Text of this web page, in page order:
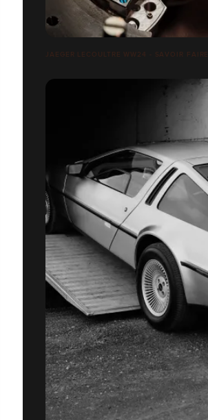
JAEGER LECOULTRE WW24 - SAVOIR FAIRE